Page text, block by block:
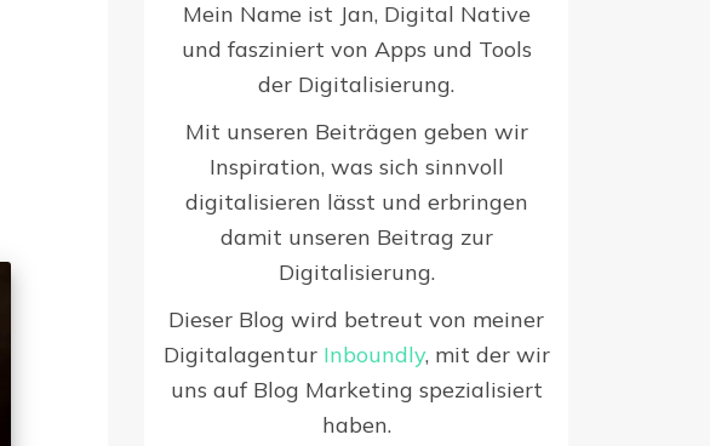
Mein Name ist Jan, Digital Native
und fasziniert von Apps und Tools
der Digitalisierung.
Mit unseren Beiträgen geben wir
Inspiration, was sich sinnvoll
digitalisieren lässt und erbringen
damit unseren Beitrag zur
Digitalisierung.
Dieser Blog wird betreut von meiner
Digitalagentur Inboundly, mit der wir
uns auf Blog Marketing spezialisiert
haben.